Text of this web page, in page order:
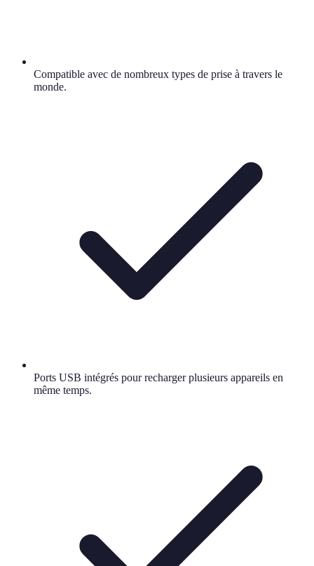
Compatible avec de nombreux types de prise à travers le
monde.
Ports USB intégrés pour recharger plusieurs appareils en
même temps.